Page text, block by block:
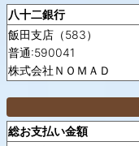
八十二銀行
飯田支店（583）
普通:590041
株式会社ＮＯＭＡＤ
総お支払い金額